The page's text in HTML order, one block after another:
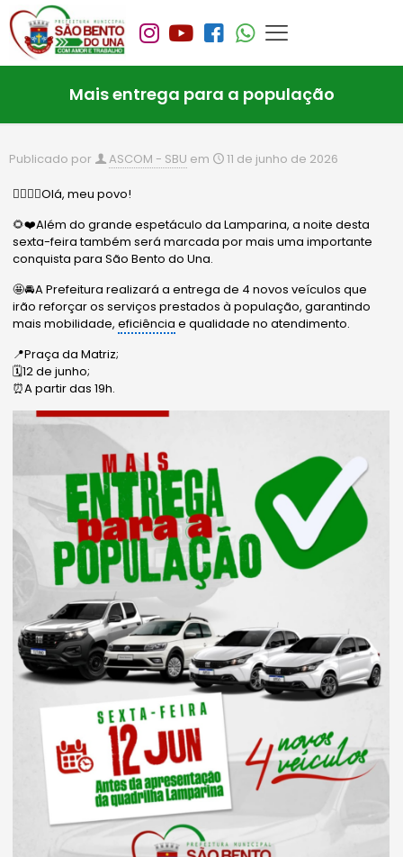
Mais entrega para a população
Publicado por ASCOM - SBU em 11 de junho de 2026
🙋🏻‍♂️✨Olá, meu povo!
🌻❤️Além do grande espetáculo da Lamparina, a noite desta
sexta-feira também será marcada por mais uma importante
conquista para São Bento do Una.
🤩🚘A Prefeitura realizará a entrega de 4 novos veículos que
irão reforçar os serviços prestados à população, garantindo
mais mobilidade,eficiência e qualidade no atendimento.
📍Praça da Matriz;
🗓️12 de junho;
⏰A partir das 19h.